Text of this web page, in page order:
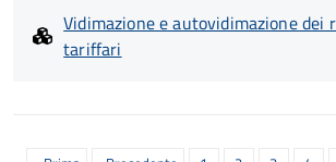
Vidimazione e autovidimazione dei
tariffari